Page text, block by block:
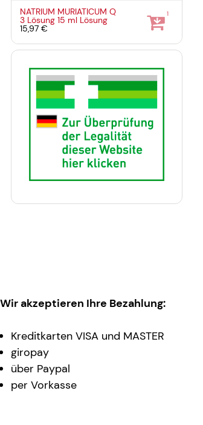
NATRIUM MURIATICUM Q
3 Lösung15 ml Lösung
15,97 €
1
Wir akzeptieren Ihre Bezahlung:
Kreditkarten VISA und MASTER
giropay
über Paypal
per Vorkasse